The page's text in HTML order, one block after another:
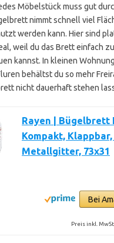
Möbelstück muss gut
nimmt schnell viel
werden kann. Hier sind
weil du das Brett einfach
kannst. In kleinen
behältst du so mehr
nicht dauerhaft stehen
Rayen | Bügelbrett
Kompakt,
Metallgitter, 73x31
Bei
Preis inkl.